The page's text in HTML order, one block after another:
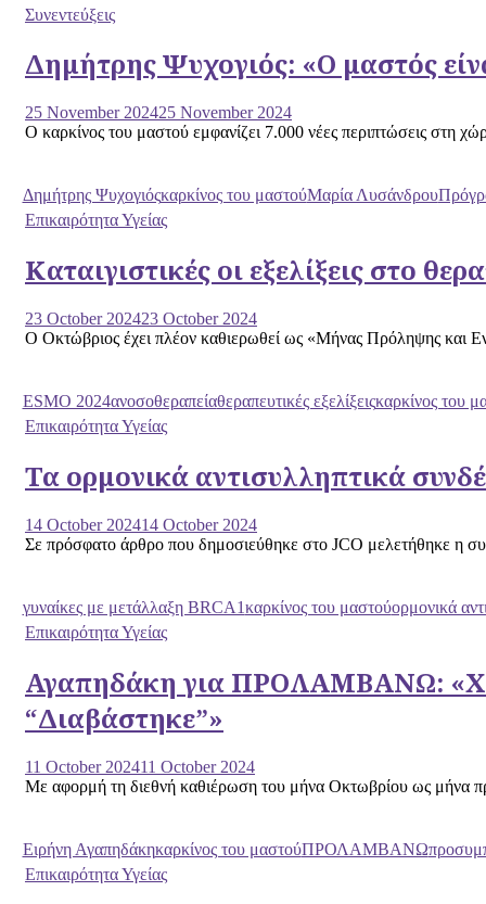
Συνεντεύξεις
Δημήτρης Ψυχογιός: «Ο μαστός
25 November 202425 November 2024
Ο καρκίνος του μαστού εμφανίζει 7.000 νέες περιπτώσεις στη
Δημήτρης Ψυχογιόςκαρκίνος του μαστούΜαρία Λυσάνδρου
Επικαιρότητα Υγείας
Καταιγιστικές οι εξελίξεις στο
23 October 202423 October 2024
Ο Οκτώβριος έχει πλέον καθιερωθεί ως «Μήνας Πρόληψης και
ESMO 2024ανοσοθεραπείαθεραπευτικές εξελίξειςκαρκίνος του
Επικαιρότητα Υγείας
Τα ορμονικά αντισυλληπτικά
14 October 202414 October 2024
Σε πρόσφατο άρθρο που δημοσιεύθηκε στο JCO μελετήθηκε η
γυναίκες με μετάλλαξη BRCA1καρκίνος του μαστούορμονικά
Επικαιρότητα Υγείας
Αγαπηδάκη για ΠΡΟΛΑΜΒΑΝΩ:
“Διαβάστηκε”»
11 October 202411 October 2024
Με αφορμή τη διεθνή καθιέρωση του μήνα Οκτωβρίου ως μήνα
Ειρήνη Αγαπηδάκηκαρκίνος του μαστούΠΡΟΛΑΜΒΑΝΩ
Επικαιρότητα Υγείας